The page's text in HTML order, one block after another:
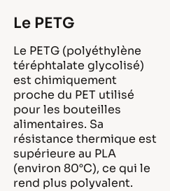
Le PETG
Le PETG (polyéthylène
téréphtalate glycolisé)
est chimiquement
proche du PET utilisé
pour les bouteilles
alimentaires. Sa
résistance thermique est
supérieure au PLA
(environ 80°C), ce qui le
rend plus polyvalent.